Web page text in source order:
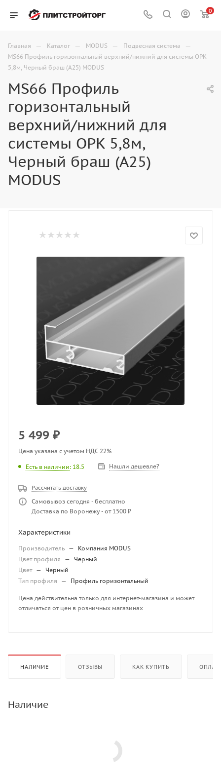
0
Главная — Каталог — MODUS — Подвесная система —
MS66 Профиль горизонтальный верхний/нижний для системы OPK
5,8м, Черный браш (А25) MODUS
MS66 Профиль
горизонтальный
верхний/нижний для
системы OPK 5,8м,
Черный браш (А25)
MODUS
5 499 ₽
Цена указана с учетом НДС 22%
Есть в наличии: 18.5 Нашли дешевле?
Рассчитать доставку
Самовывоз сегодня - бесплатно
Доставка по Воронежу - от 1500 ₽
Характеристики
Производитель —
Компания MODUS
Цвет профиля
—
Черный
Цвет —
Черный
Тип профиля
— Профиль горизонтальный
Цена действительна только для интернет-магазина и может
отличаться от цен в розничных магазинах
НАЛИЧИЕ ОТЗЫВЫ КАК КУПИТЬ
Наличие